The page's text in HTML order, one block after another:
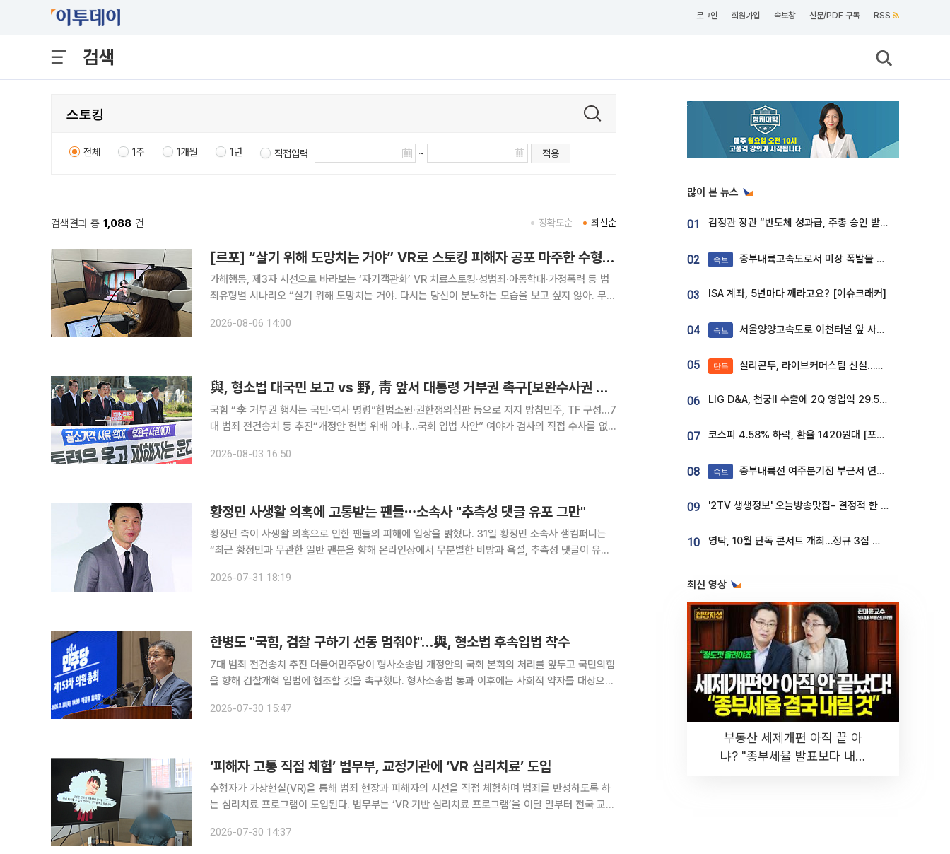
로그인 회원가입 속보창 신문/PDF 구독 RSS
검색
전체 1주 1개월 1년 직접입력 ~ 적용
검색결과 총 1,088 건 최신순
정확도순
[르포] “살기 위해 도망치는 거야” VR로 스토킹 피해자 공포 마주한 수형자들
가해행동, 제3자 시선으로 바라보는 ‘자기객관화’ VR 치료스토킹·성범죄·아동학대·가정폭력 등 범
죄유형별 시나리오 “살기 위해 도망치는 거야. 다시는 당신이 분노하는 모습을 보고 싶지 않아. 무서
다. 여성은 붙잡힌 팔을 빼내려 했지만 남성은 소리치며 놓지
2026-08-06 14:00
與, 형소법 대국민 보고 vs 野, 靑 앞서 대통령 거부권 촉구[보완수사권 폐지 후폭풍①]
국힘 “李 거부권 행사는 국민·역사 명령”헌법소원·권한쟁의심판 등으로 저지 방침민주, TF 구성…7
대 범죄 전건송치 등 추진“개정안 헌법 위배 아냐…국회 입법 사안” 여야가 검사의 직접 수사를 없
월 임시국회 마지막 날 국회 문턱을 넘었지만 피해자 보호와 수사
2026-08-03 16:50
황정민 사생활 의혹에 고통받는 팬들⋯소속사 "추측성 댓글 유포 그만"
황정민 측이 사생활 의혹으로 인한 팬들의 피해에 입장을 밝혔다. 31일 황정민 소속사 샘컴퍼니는
“최근 황정민과 무관한 일반 팬분을 향해 온라인상에서 무분별한 비방과 욕설, 추측성 댓글이 유포
진행 중”이라며 “확인되지 않은 대상을 향한 억측과 인신공격은
2026-07-31 18:19
한병도 "국힘, 검찰 구하기 선동 멈춰야"…與, 형소법 후속입법 착수
7대 범죄 전건송치 추진 더불어민주당이 형사소송법 개정안의 국회 본회의 처리를 앞두고 국민의힘
을 향해 검찰개혁 입법에 협조할 것을 촉구했다. 형사소송법 통과 이후에는 사회적 약자를 대상으로
총회에서 한병도 민주당 대표 직무대행 겸 원내대표는 "국민의힘은 검
2026-07-30 15:47
‘피해자 고통 직접 체험’ 법무부, 교정기관에 ‘VR 심리치료’ 도입
수형자가 가상현실(VR)을 통해 범죄 현장과 피해자의 시선을 직접 체험하며 범죄를 반성하도록 하
는 심리치료 프로그램이 도입된다. 법무부는 ‘VR 기반 심리치료 프로그램’을 이달 말부터 전국 교정
영한 가상현실 콘텐츠를 활용해 수형자가 범죄 상황과 피해자의 관
2026-07-30 14:37
많이 본 뉴스
01 김정관 장관 “반도체 성과급, 주총 승인 받도록”…상법·자본시장법 개정 시사
02 속보 중부내륙고속도로서 미상 폭발물 발견
03 ISA 계좌, 5년마다 깨라고요? [이슈크래커]
04 속보 서울양양고속도로 이천터널 앞 사고 발생
05 단독 실리콘투, 라이브커머스팀 신설…K뷰티 ‘글로벌 판매망’ 확대[K뷰티 라방戰]
06 LIG D&A, 천궁Ⅱ 수출에 2Q 영업익 29.5%↑…수주잔고 24.6조 [종합]
07 코스피 4.58% 하락, 환율 1420원대 [포토]
08 속보 중부내륙선 여주분기점 부근서 연이은 추돌사고 발생
09 '2TV 생생정보' 오늘방송맛집- 결정적 한 수, 3종 메밀면! 메밀 소바 맛집 '의○○○○'
10 영탁, 10월 단독 콘서트 개최…정규 3집 신곡 첫선
최신 영상
부동산 세제개편 아직 끝 아
냐? "종부세율 발표보다 내릴